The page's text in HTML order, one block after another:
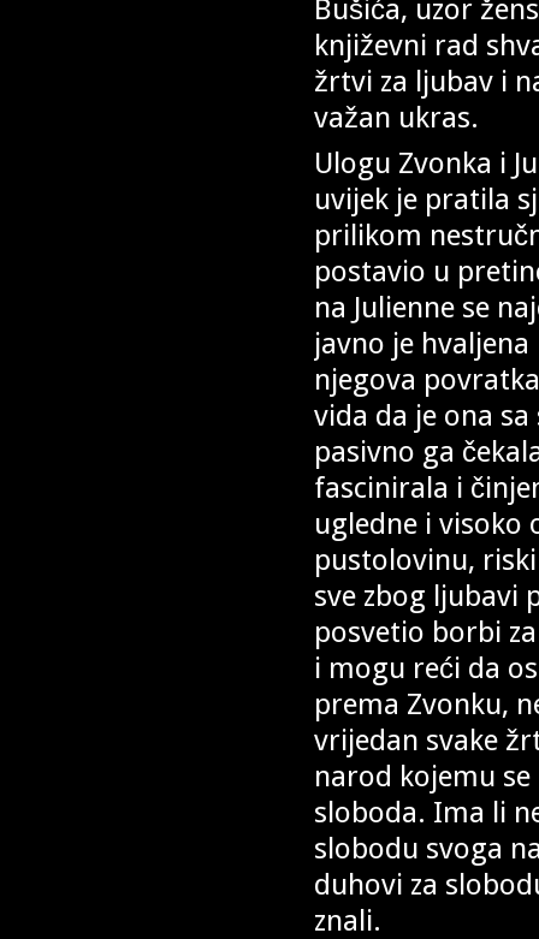
Bušića, uzor
književni rad
žrtvi za ljubav i
važan ukras.
Ulogu Zvonka i
uvijek je pratila
prilikom
postavio u
na Julienne se
javno je
njegova
vida da je ona
pasivno ga
fascinirala i
ugledne i visoko
pustolovinu,
sve zbog ljubavi
posvetio borbi
i mogu reći da
prema Zvonku,
vrijedan svake
narod kojemu
sloboda. Ima li
slobodu svoga
duhovi za
znali.